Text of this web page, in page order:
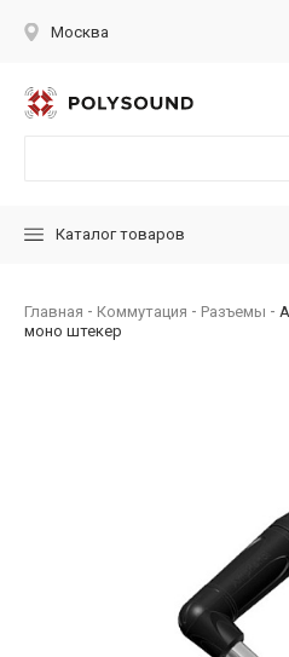
Москва
Каталог товаров
Главная Коммутация Разъемы
моно штекер